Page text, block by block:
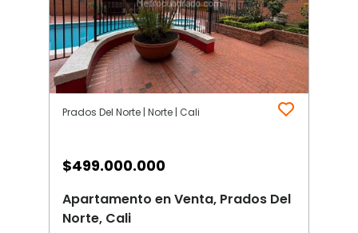
Prados Del Norte | Norte | Cali
$499.000.000
Apartamento en Venta, Prados Del
Norte, Cali